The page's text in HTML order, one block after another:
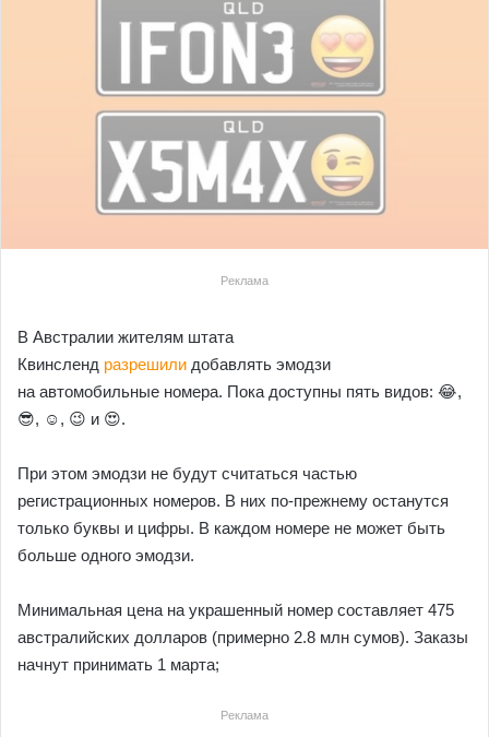
Реклама
В Австралии жителям штата
Квинсленд разрешили добавлять эмодзи
на автомобильные номера. Пока доступны пять видов: 😂,
😎, ☺️, 😉 и 😍.
При этом эмодзи не будут считаться частью
регистрационных номеров. В них по-прежнему останутся
только буквы и цифры. В каждом номере не может быть
больше одного эмодзи.
Минимальная цена на украшенный номер составляет 475
австралийских долларов (примерно 2.8 млн сумов). Заказы
начнут принимать 1 марта;
Реклама